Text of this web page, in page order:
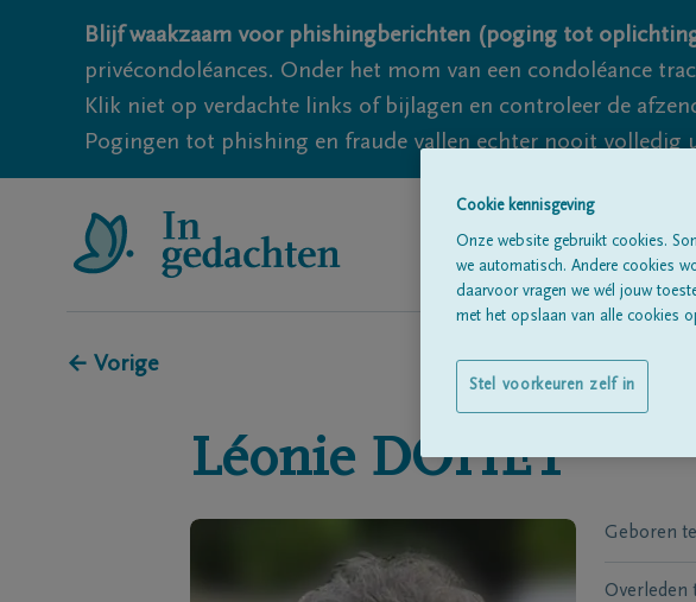
Blijf waakzaam voor phishingberichten (poging tot
privécondoléances. Onder het mom van een condoléance
Klik niet op verdachte links of bijlagen en controleer de
Pogingen tot phishing en fraude vallen echter nooit volledig
← Vorige
Léonie DOHET
Geboren te
Overleden
Cookie kennisgeving
Onze website gebruikt cookies.
we automatisch. Andere cookies
daarvoor vragen we wél jouw
met het opslaan van alle cookies
Stel voorkeuren zelf in